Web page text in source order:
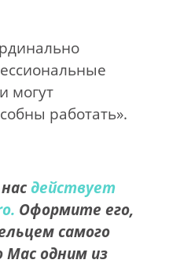
могут
работать».
действует
Оформите его,
самого
Mac одним из